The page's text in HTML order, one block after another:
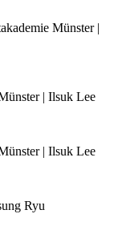
Münster |
| Ilsuk Lee
| Ilsuk Lee
Ryu